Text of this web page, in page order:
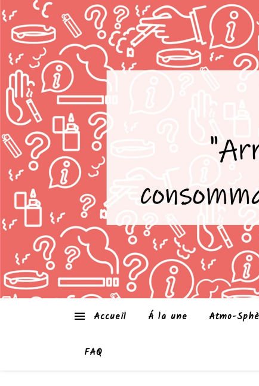
Accueil Á la une Atmo-
FAQ